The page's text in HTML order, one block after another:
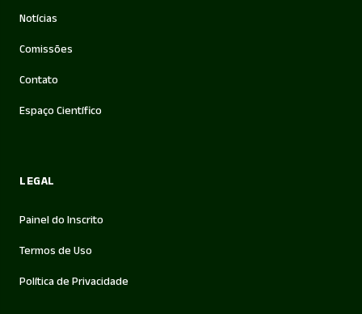
Notícias
Comissões
Contato
Espaço Científico
LEGAL
Painel do Inscrito
Termos de Uso
Política de Privacidade